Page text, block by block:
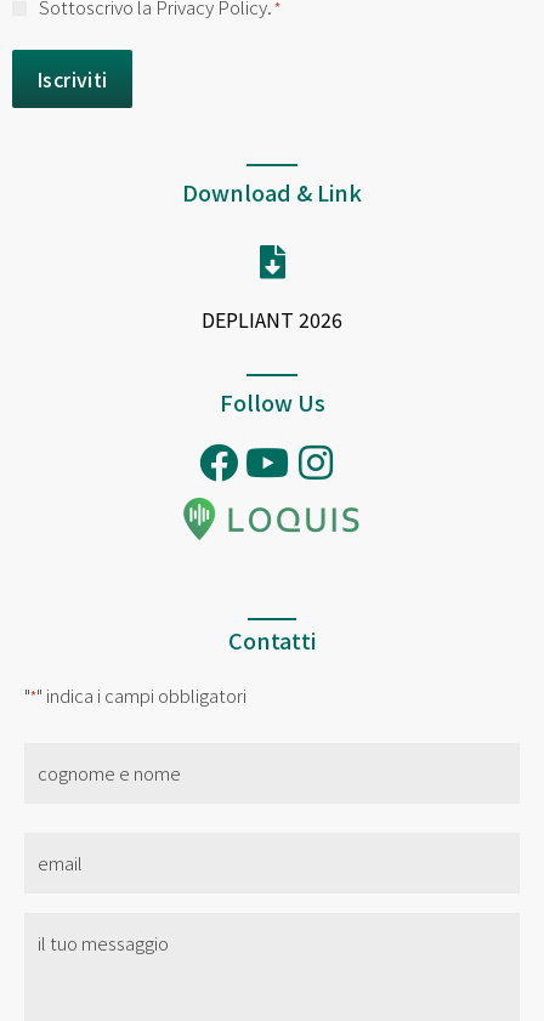
Sottoscrivo la Privacy Policy.*
Download & Link
DEPLIANT 2026
Follow Us
Contatti
"*" indica i campi obbligatori
Titolo